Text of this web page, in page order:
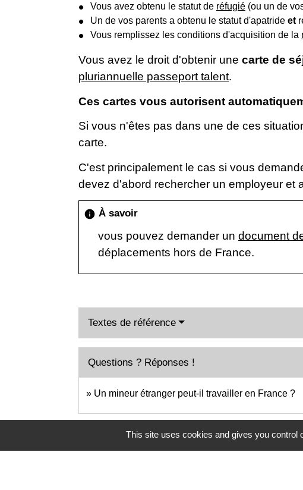
Vous avez obtenu le statut de réfugié (ou un de
Un de vos parents a obtenu le statut d'apatride et
Vous remplissez les conditions d'acquisition de la
Vous avez le droit d'obtenir une carte de
pluriannuelle passeport talent.
Ces cartes vous autorisent
Si vous n'êtes pas dans une de ces
carte.
C'est principalement le cas si vous
devez d'abord rechercher un employeur et
info À savoir
vous pouvez demander un document
déplacements hors de France.
Textes de référence
Questions ? Réponses !
Un mineur étranger peut-il travailler en France ?
This site uses cookies and gives you control